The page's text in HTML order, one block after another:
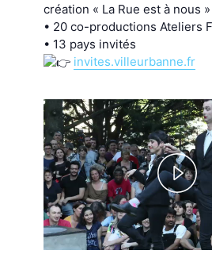
création « La Rue est à nous »
• 20 co-productions Ateliers
• 13 pays invités
invites.villeurbanne.fr